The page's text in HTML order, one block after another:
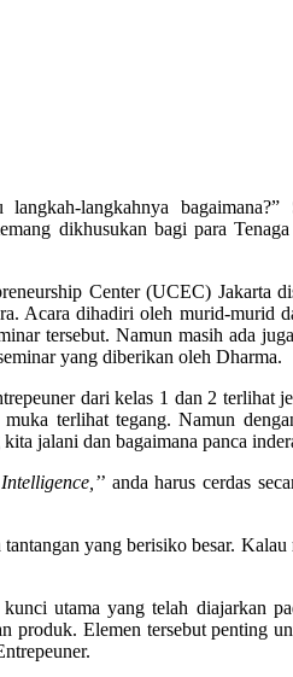
langkahnya bagaimana?”
dikhusukan bagi para
Center (UCEC) Jakarta
Acara dihadiri oleh murid-murid
tersebut. Namun masih ada
yang diberikan oleh Dharma.
dari kelas 1 dan 2 terlihat
terlihat tegang. Namun
jalani dan bagaimana panca
’ anda harus cerdas
yang berisiko besar.
utama yang telah diajarkan
produk. Elemen tersebut penting